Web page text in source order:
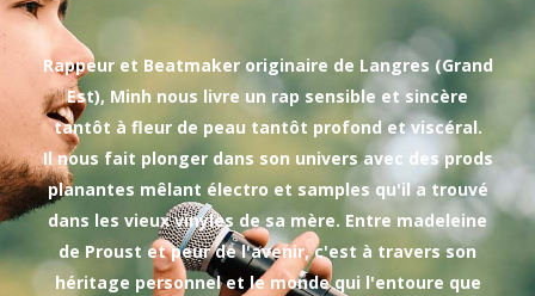
Rappeur et Beatmaker originaire de Langres (Grand
Est), Minh nous livre un rap sensible et sincère
tantôt à fleur de peau tantôt profond et viscéral.
Il nous fait plonger dans son univers avec des prods
planantes mêlant électro et samples qu'il a trouvé
dans les vieux vinyles de sa mère. Entre madeleine
de Proust et peur de l'avenir, c'est à travers son
héritage personnel et le monde qui l'entoure que